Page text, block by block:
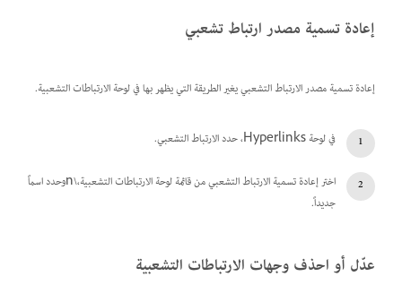
إعادة تسمية مصدر ارتباط تشعبي
إعادة تسمية مصدر الارتباط التشعبي يغير الطريقة التي يظهر بها في لوحة الارتباطات التشعبية.
في لوحة Hyperlinks، حدد الارتباط التشعبي.
اختر إعادة تسمية الارتباط التشعبي من قائمة لوحة الارتباطات التشعبية،\nوحدد اسماً
جديداً.
عدّل أو احذف وجهات الارتباطات التشعبية